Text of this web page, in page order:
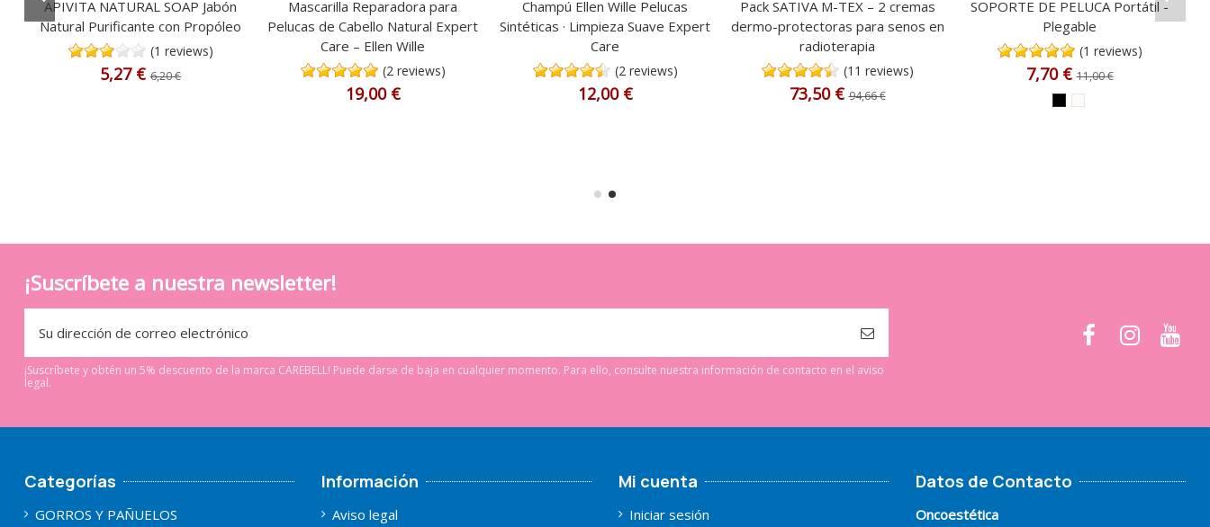
APIVITA NATURAL SOAP Jabón
Natural Purificante con Propóleo
(1 reviews)
5,27 € 6,20 €
Mascarilla Reparadora para
Pelucas de Cabello Natural Expert
Care – Ellen Wille
(2 reviews)
19,00 €
Champú Ellen Wille Pelucas
Sintéticas · Limpieza Suave Expert
Care
(2 reviews)
12,00 €
Pack SATIVA M-TEX – 2 cremas
dermo-protectoras para senos en
radioterapia
(11 reviews)
73,50 €94,66 €
SOPORTE DE PELUCA Portátil -
Plegable
(1 reviews)
7,70 €11,00 €
¡Suscríbete a nuestra newsletter!
¡Suscríbete y obtén un 5% descuento de la marca CAREBELL! Puede darse de baja en cualquier momento. Para ello, consulte nuestra información de contacto en el aviso
legal.
Categorías
GORROS Y PAÑUELOS
Información
Aviso legal
Mi cuenta
Iniciar sesión
Datos de Contacto
Oncoestética